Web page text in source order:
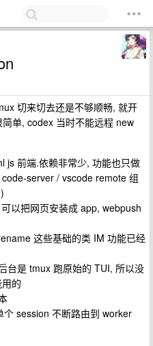
切来切去还是不够顺畅, 就开
单, codex 当时不能远程 new
js 前端.依赖非常少, 功能也只做
server / vscode remote 组
以把网页安装成 app, webpush
这些基础的类 IM 功能已经
台是 tmux 跑原始的 TUI, 所以没
的
session 不断路由到 worker